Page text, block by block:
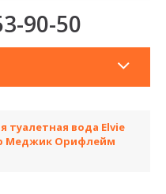
90-50
туалетная вода Elvie
Меджик Орифлейм